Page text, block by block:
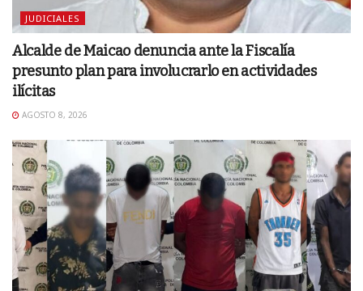
JUDICIALES
Alcalde de Maicao denuncia ante la Fiscalía
presunto plan para involucrarlo en actividades
ilícitas
AGOSTO 8, 2026